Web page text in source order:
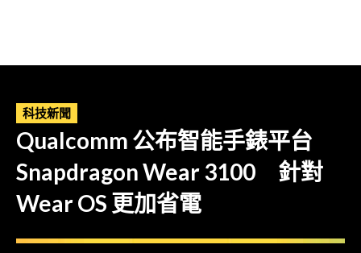
科技新聞
Qualcomm 公布智能手錶平台
Snapdragon Wear 3100 針對
Wear OS 更加省電